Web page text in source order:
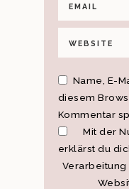
Name, E-
diesem
Kommentar
Mit der
erklärst du